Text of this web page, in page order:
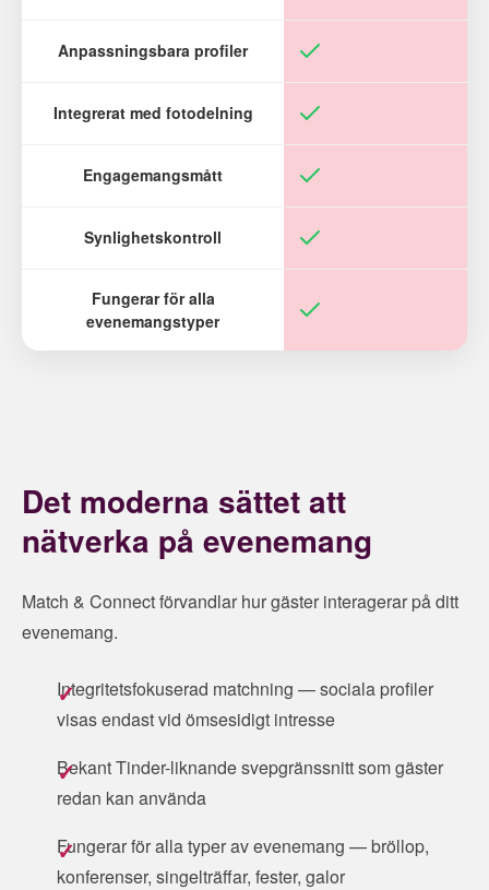
Anpassningsbara profiler
Integrerat med fotodelning
Engagemangsmått
Synlighetskontroll
Fungerar för alla
evenemangstyper
Det moderna sättet att
nätverka på evenemang
Match & Connect förvandlar hur gäster interagerar på ditt
evenemang.
Integritetsfokuserad matchning — sociala profiler
visas endast vid ömsesidigt intresse
Bekant Tinder-liknande svepgränssnitt som gäster
redan kan använda
Fungerar för alla typer av evenemang — bröllop,
konferenser, singelträffar, fester, galor